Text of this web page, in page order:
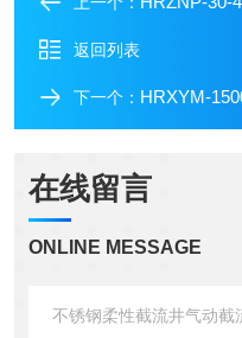
返回列表
下一个： HRXYM-1500
在线留言
ONLINE MESSAGE